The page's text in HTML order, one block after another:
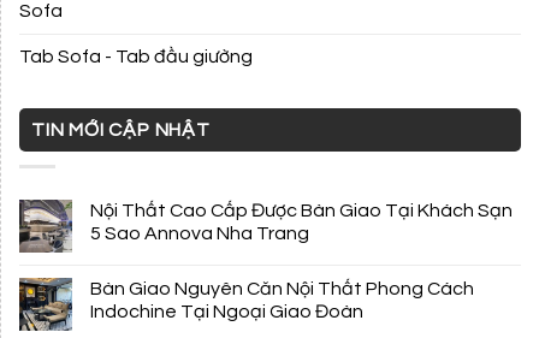
Sofa
Tab Sofa - Tab đầu giường
TIN MỚI CẬP NHẬT
Nội Thất Cao Cấp Được Bàn Giao Tại Khách Sạn
5 Sao Annova Nha Trang
Bàn Giao Nguyên Căn Nội Thất Phong Cách
Indochine Tại Ngoại Giao Đoàn